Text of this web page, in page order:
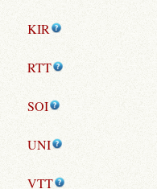
KIR
RTT
SOI
UNI
VTT